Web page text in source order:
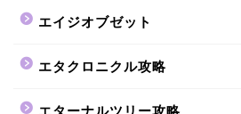
エイジオブゼット
エタクロニクル攻略
エターナルツリー攻略